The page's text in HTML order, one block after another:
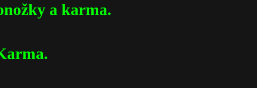
a karma.